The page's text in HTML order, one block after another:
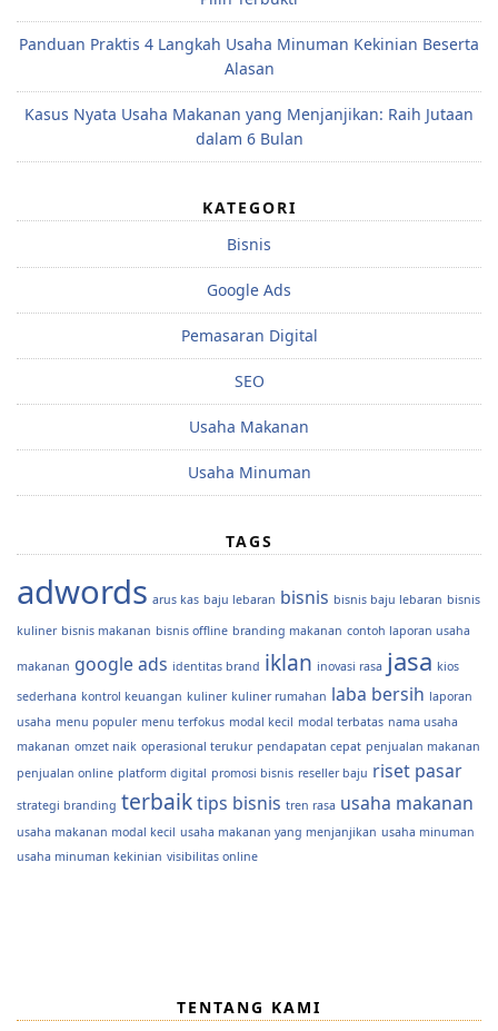
Panduan Praktis 4 Langkah Usaha Minuman Kekinian Beserta
Alasan
Kasus Nyata Usaha Makanan yang Menjanjikan: Raih Jutaan
dalam 6 Bulan
KATEGORI
Bisnis
Google Ads
Pemasaran Digital
SEO
Usaha Makanan
Usaha Minuman
TAGS
adwords arus kas baju lebaran bisnis bisnis baju lebaran bisnis
kuliner bisnis makanan bisnis offline branding makanan contoh laporan usaha
makanan google ads identitas brand iklan inovasi rasa jasa kios
sederhana kontrol keuangan kuliner kuliner rumahan laba bersih laporan
usaha menu populer menu terfokus modal kecil modal terbatas nama usaha
makanan omzet naik operasional terukur pendapatan cepat penjualan makanan
penjualan online platform digital promosi bisnis reseller baju riset pasar
strategi branding terbaiktips bisnis tren rasa usaha makanan
usaha makanan modal kecil usaha makanan yang menjanjikan usaha minuman
usaha minuman kekinian visibilitas online
TENTANG KAMI